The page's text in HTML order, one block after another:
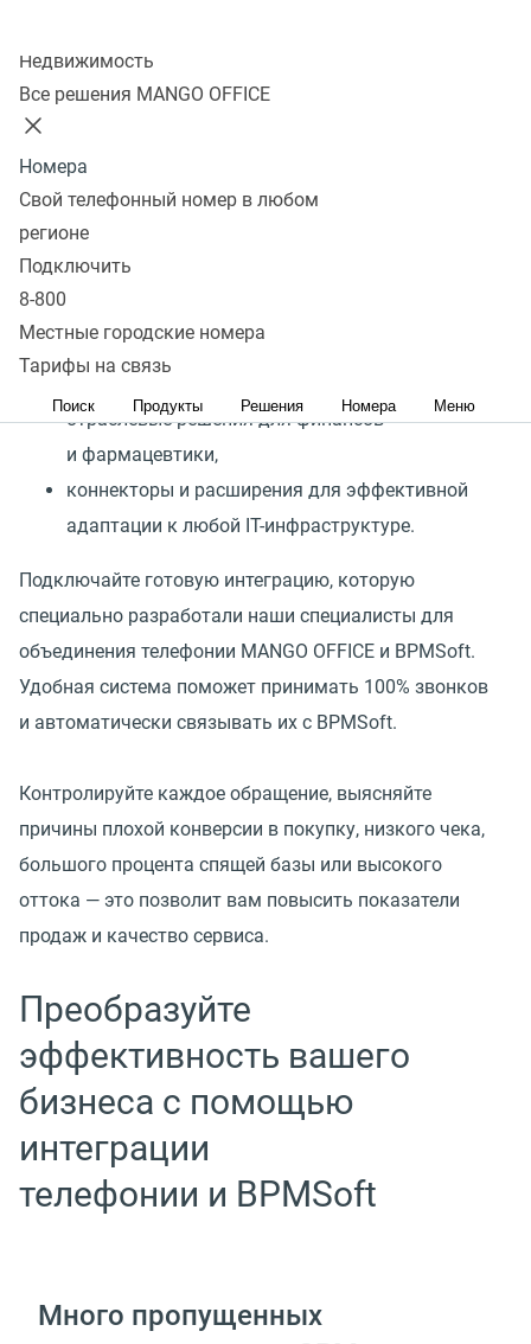
Недвижимость
Все решения MANGO OFFICE
Номера
Свой телефонный номер в любом
регионе
Подключить
8-800
Местные городские номера
Тарифы на связь
Поиск Продукты Решения Номера Меню
управления бизнес-процессами и создания
Платформа содержит:
инструменты для гибкой настройки и адаптации
готовые бизнес-приложения для управления
отраслевые решения для финансов
и фармацевтики,
коннекторы и расширения для эффективной
адаптации к любой IT-инфраструктуре.
Подключайте готовую интеграцию, которую
специально разработали наши специалисты для
объединения телефонии MANGO OFFICE и BPMSoft.
Удобная система поможет принимать 100% звонков
и автоматически связывать их с BPMSoft.
Контролируйте каждое обращение, выясняйте
причины плохой конверсии в покупку, низкого чека,
большого процента спящей базы или высокого
оттока — это позволит вам повысить показатели
продаж и качество сервиса.
Преобразуйте
эффективность вашего
бизнеса с помощью
интеграции
телефонии и BPMSoft
Много пропущенных